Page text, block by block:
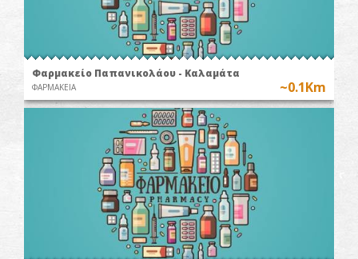
Φαρμακείο Παπανικολάου - Καλαμάτα
ΦΑΡΜΑΚΕΙΑ ~0.1Km